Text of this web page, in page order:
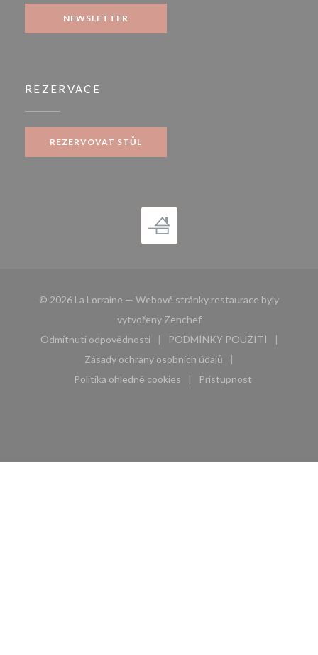
NEWSLETTER
REZERVACE
REZERVOVAT STŮL
© 2026 La Lorraine — Webové stránky restaurace byly
vytvořeny Zenchef((otevře se v novém okně))
Odmítnutí odpovědnosti
((otevře se v novém okně))
PODMÍNKY POUŽITÍ
((otevře se v novém
Zásady ochrany osobních údajů
((otevře se v novém okně))
Politika ohledně cookies
((otevře se v novém okně))
Pristupnost
((otevře se v novém